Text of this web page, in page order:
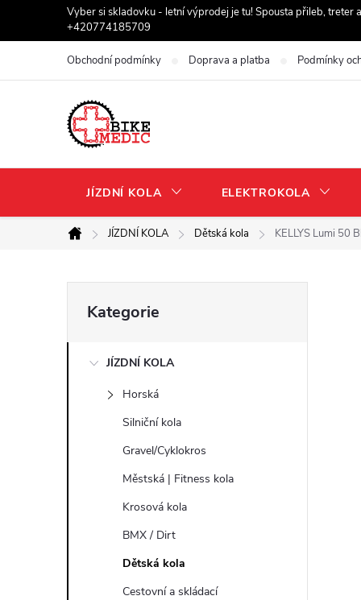
Vyber si skladovku - letní výprodej je tu! Spousta přileb, treter
+420774185709
Obchodní podmínky Doprava a platba Podmínky
JÍZDNÍ KOLA ELEKTROKOLA
Domů
JÍZDNÍ KOLA Dětská kola KELLYS Lumi 50
o
kategorie
Kategorie
JÍZDNÍ KOLA
Horská
Silniční kola
Gravel/Cyklokros
Městská | Fitness kola
Krosová kola
BMX / Dirt
Dětská kola
Cestovní a skládací